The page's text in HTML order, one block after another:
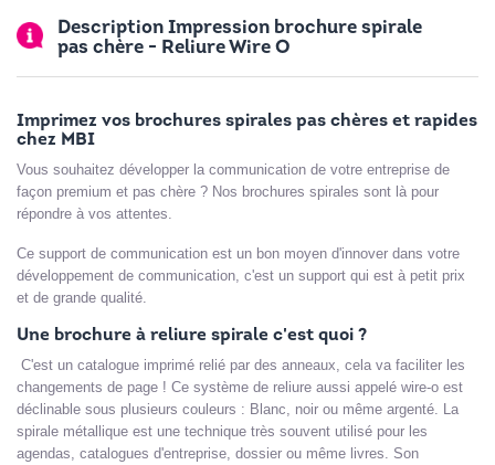
Description Impression brochure spirale
pas chère - Reliure Wire O
Imprimez vos brochures spirales pas chères et rapides
chez MBI
Vous souhaitez développer la communication de votre entreprise de
façon premium et pas chère ? Nos brochures spirales sont là pour
répondre à vos attentes.
Ce support de communication est un bon moyen d'innover dans votre
développement de communication, c'est un support qui est à petit prix
et de grande qualité.
Une brochure à reliure spirale c'est quoi ?
C'est un catalogue imprimé relié par des anneaux, cela va faciliter les
changements de page ! Ce système de reliure aussi appelé wire-o est
déclinable sous plusieurs couleurs : Blanc, noir ou même argenté. La
spirale métallique est une technique très souvent utilisé pour les
agendas, catalogues d'entreprise, dossier ou même livres. Son